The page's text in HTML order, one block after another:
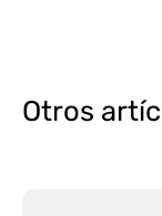
Otros